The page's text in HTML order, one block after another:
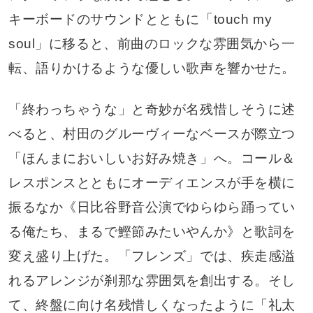
キーボードのサウンドとともに「touch my
soul」に移ると、前曲のロックな雰囲気から一
転、語りかけるような優しい歌声を響かせた。
「終わっちゃうな」と奇妙が名残惜しそうに述
べると、村田のグルーヴィーなベースが際立つ
「ほんまにおいしいお好み焼き」へ。コール＆
レスポンスとともにオーディエンスが手を横に
振るなか《日比谷野音公演でゆらゆら踊ってい
る俺たち、まるで鰹節みたいやんか》と歌詞を
変え盛り上げた。「フレンズ」では、疾走感溢
れるアレンジが刹那な雰囲気を創出する。そし
て、終盤に向け名残惜しくなったように「礼太